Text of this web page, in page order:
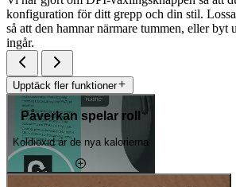
konfiguration för ditt grepp och din stil.
så att den hamnar närmare tummen, eller byt
ingår.
Upptäck fler funktioner
Påverkan spelar roll
Koldioxid är de nya kalorierna